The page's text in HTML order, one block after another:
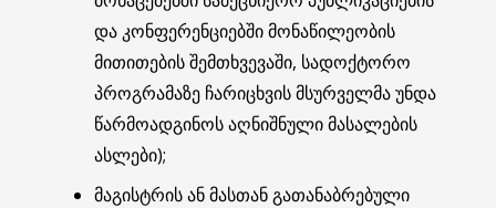
და კონფერენციებში მონაწილეობის
მითითების შემთხვევაში, სადოქტორო
პროგრამაზე ჩარიცხვის მსურველმა უნდა
წარმოადგინოს აღნიშნული მასალების
ასლები);
მაგისტრის ან მასთან გათანაბრებული